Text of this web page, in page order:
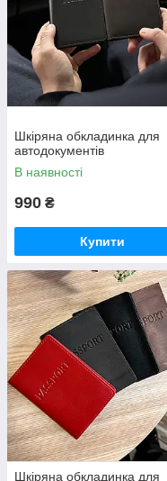
Шкіряна обкладинка для
автодокументів
В наявності
990 ₴
Купити
Шкіряна обкладинка для